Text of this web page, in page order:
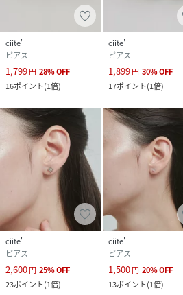
※アレルギーの原因はさまざまです
サージカルステンレスはアレルギー
りますが、すべての方にアレルギー
するものではありません。予めご了
ます。
性別タイプ レディース
サージカルステンレス
サイズ FREE
PE5804_hpy1649
hpy1649-1-16 PE5804
ciite'
ピアス
1,799円 28%OFF
16ポイント(1倍)
ciite'
ピアス
1,899円 30%OFF
17ポイント(1倍)
ciite'
ピアス
2,600円 25%OFF
23ポイント(1倍)
ciite'
ピアス
1,500円 20%OFF
13ポイント(1倍)